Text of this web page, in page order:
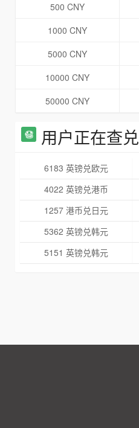
500 CNY
1000 CNY
5000 CNY
10000 CNY
50000 CNY
用户正在查兑
6183 英镑兑欧元
4022 英镑兑港币
1257 港币兑日元
5362 英镑兑韩元
5151 英镑兑韩元